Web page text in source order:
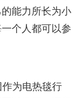
能力所长为小
个人都可以参
为电热毯行